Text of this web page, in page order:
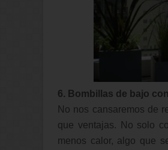
6. Bombillas de bajo
No nos cansaremos de
que ventajas. No solo
menos calor, algo que